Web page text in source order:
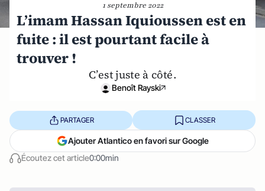
1 septembre 2022
L’imam Hassan Iquioussen est en
fuite : il est pourtant facile à
trouver !
C’est juste à côté.
Benoît Rayski
Écoutez cet article0:00min
PARTAGER CLASSER
Ajouter Atlantico en favori sur Google